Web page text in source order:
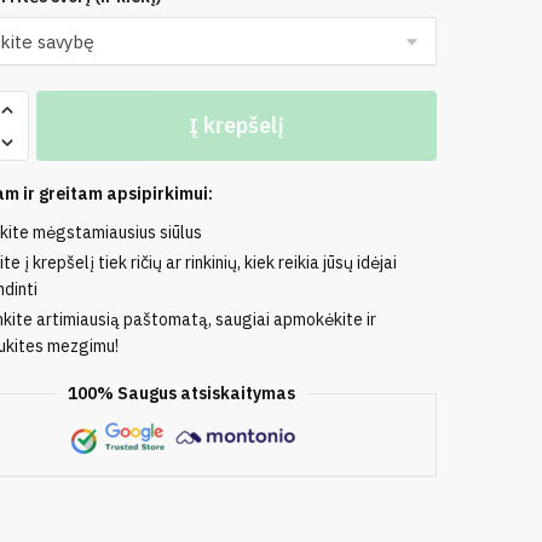
Į krepšelį
ir greitam apsipirkimui:
mėgstamiausius siūlus
į krepšelį tiek ričių ar rinkinių, kiek reikia jūsų idėjai
artimiausią paštomatą, saugiai apmokėkite ir
mezgimu!
100% Saugus atsiskaitymas